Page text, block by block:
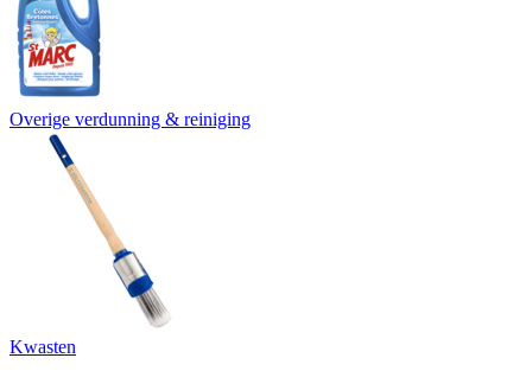
Overige verdunning & reiniging
Kwasten